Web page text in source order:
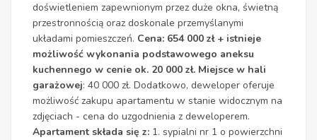
doświetleniem zapewnionym przez duże okna, świetną
przestronnością oraz doskonale przemyślanymi
układami pomieszczeń. Cena: 654 000 zł+ istnieje
możliwość wykonania podstawowego aneksu
kuchennego w cenie ok. 20 000 zł. Miejsce w hali
garażowej: 40 000 zł. Dodatkowo, deweloper oferuje
możliwość zakupu apartamentu w stanie widocznym na
zdjęciach - cena do uzgodnienia z deweloperem.
Apartament składa się z: 1. sypialni nr 1 o powierzchni